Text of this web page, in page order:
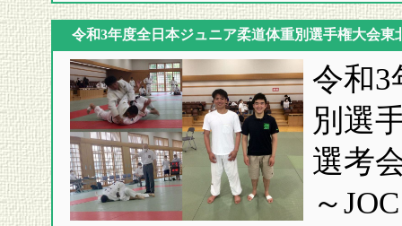
令和3年度全日本ジュニア柔道体重別選手権大会東
令和3
別選
選考
～